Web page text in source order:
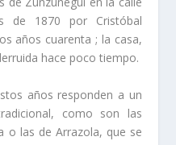
de 1870 por Cristóbal
años cuarenta ; la casa,
hace poco tiempo.
años responden a un
como son las
o las de Arrazola, que se